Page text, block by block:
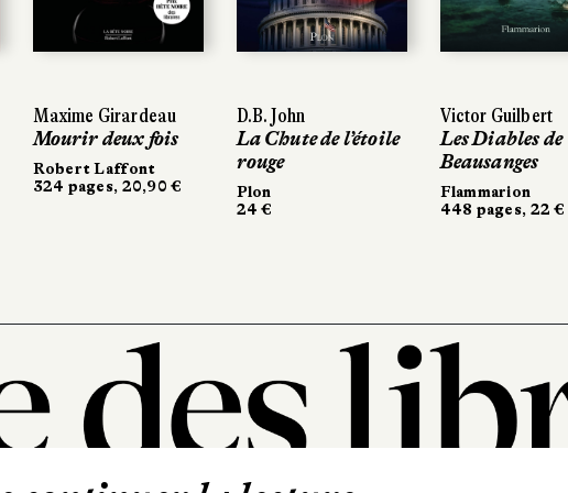
Maxime Girardeau
Mourir deux fois
Robert Laffont
324 pages, 20,90 €
D.B. John
La Chute de l’étoile
rouge
Plon
24 €
Victor Guilbert
Les Diables de
Beausanges
Flammarion
448 pages, 22 €
Maxime Girardeau
Mourir deux fois
Robert Laffont
324 pages, 20,90 €
D.B. John
La Chute de l’étoile
rouge
Plon
24 €
Victor Guilbert
Les Diables de
Beausanges
Flammarion
448 pages, 22 €